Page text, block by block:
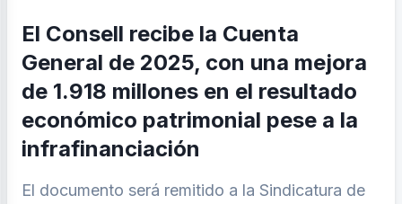
El Consell recibe la Cuenta
General de 2025, con una mejora
de 1.918 millones en el resultado
económico patrimonial pese a la
infrafinanciación
El documento será remitido a la Sindicatura de